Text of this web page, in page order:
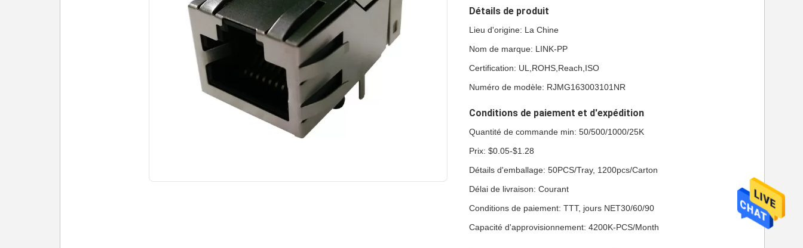
Détails de produit
Lieu d'origine: La Chine
Nom de marque: LINK-PP
Certification: UL,ROHS,Reach,ISO
Numéro de modèle: RJMG163003101NR
Conditions de paiement et d'expédition
Quantité de commande min: 50/500/1000/25K
Prix: $0.05-$1.28
Détails d'emballage: 50PCS/Tray, 1200pcs/Carton
Délai de livraison: Courant
Conditions de paiement: TTT, jours NET30/60/90
Capacité d'approvisionnement: 4200K-PCS/Month